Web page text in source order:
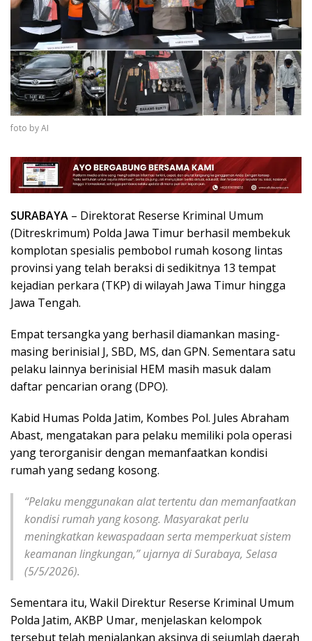
foto by AI
SURABAYA – Direktorat Reserse Kriminal Umum
(Ditreskrimum) Polda Jawa Timur berhasil membekuk
komplotan spesialis pembobol rumah kosong lintas
provinsi yang telah beraksi di sedikitnya 13 tempat
kejadian perkara (TKP) di wilayah Jawa Timur hingga
Jawa Tengah.
Empat tersangka yang berhasil diamankan masing-
masing berinisial J, SBD, MS, dan GPN. Sementara satu
pelaku lainnya berinisial HEM masih masuk dalam
daftar pencarian orang (DPO).
Kabid Humas Polda Jatim, Kombes Pol. Jules Abraham
Abast, mengatakan para pelaku memiliki pola operasi
yang terorganisir dengan memanfaatkan kondisi
rumah yang sedang kosong.
“Pelaku menggunakan alat tertentu dan memanfaatkan
kondisi rumah yang kosong. Masyarakat perlu
meningkatkan kewaspadaan serta memperkuat sistem
keamanan lingkungan,” ujarnya di Surabaya, Selasa
(5/5/2026).
Sementara itu, Wakil Direktur Reserse Kriminal Umum
Polda Jatim, AKBP Umar, menjelaskan kelompok
tersebut telah menjalankan aksinya di sejumlah daerah